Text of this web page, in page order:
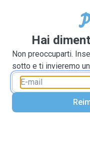
Hai
Non preoccuparti.
sotto e ti invieremo